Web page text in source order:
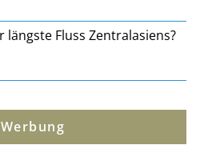
längste Fluss Zentralasiens?
Werbung